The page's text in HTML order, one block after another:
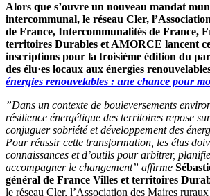
Alors que s’ouvre un nouveau mandat
intercommunal, le réseau Cler,
de France, Intercommunalités de France,
territoires Durables et AMORCE lancent
inscriptions pour la troisième édition du
des élu·es locaux aux énergies
énergies renouvelables : une chance pour
”Dans un contexte de bouleversements
résilience énergétique des territoires repose
conjuguer sobriété et développement des
Pour réussir cette transformation, les élus
connaissances et d’outils pour arbitrer,
accompagner le changement” affirme
général de France Villes et territoires
le réseau Cler, l’Association des Maires